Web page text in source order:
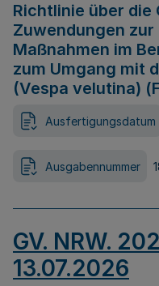
Richtlinie über die
Zuwendungen zur
Maßnahmen im
zum Umgang mit
(Vespa velutina)
Ausfertigungsdatum
Ausgabennummer
GV. NRW.
13.07.2026